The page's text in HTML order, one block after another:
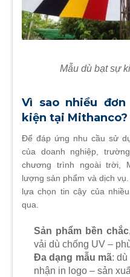
Mẫu dù bạt sự
Vì sao nhiều
kiện tại Mithanco?
Để đáp ứng nhu cầu sử
của doanh nghiệp,
chương trình ngoài trời,
lượng sản phẩm và dịch
lựa chọn tin cậy của
qua.
Sản phẩm bền chắc
vải dù chống UV –
Đa dạng mẫu mã: dù
nhận in logo – sản